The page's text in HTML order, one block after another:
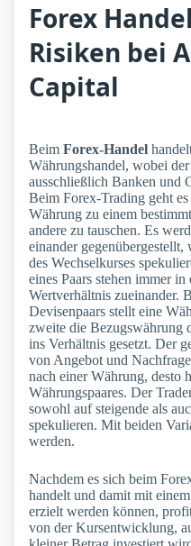
Forex
Risiken bei
Capital
Beim Forex-Handel
Währungshandel, wobei
ausschließlich Banken und
Beim Forex-Trading geht
Währung zu einem
andere zu tauschen. Es
einander
des Wechselkurses
eines Paars stehen immer in
Wertverhältnis zueinander.
Devisenpaars stellt eine
zweite die Bezugswährung
ins Verhältnis gesetzt. Der
von Angebot und
nach einer Währung, desto
Währungspaares. Der
sowohl auf steigende als
spekulieren. Mit beiden
werden.
Nachdem es sich beim
handelt und damit mit
erzielt werden können,
von der Kursentwicklung,